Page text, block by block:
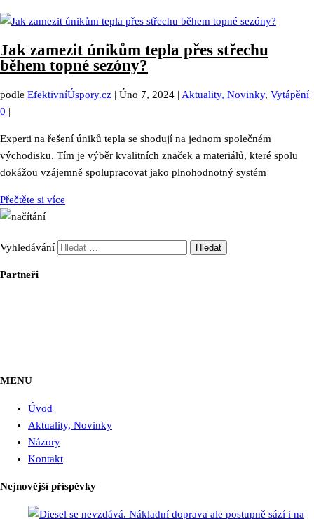
Jak zamezit únikům tepla přes střechu
během topné sezóny?
podle EfektivníÚspory.cz | Úno 7, 2024 | Aktuality, Novinky, Vytápění |
0 |
Experti na řešení úniků tepla se shodují na jednom společném
východisku. Tím je výběr kvalitních značek a materiálů, které spolu
dokážou vzájemně spolupracovat jako plnohodnotný systém
Přečtěte si více
Vyhledávání
Partneři
MENU
Úvod
Aktuality, Novinky
Názory
Kontakt
Nejnovější příspěvky